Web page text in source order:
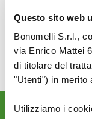
Questo sito web
Bonomelli S.r.l.,
via Enrico Mattei
di titolare del
"Utenti") in merito
Utilizziamo i